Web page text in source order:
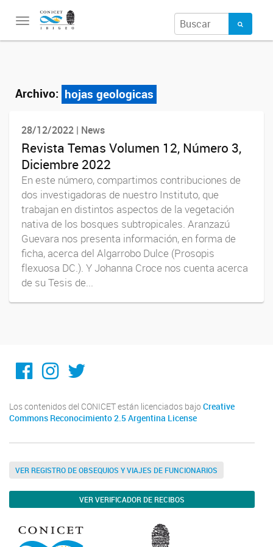
Toggle
Archivo: hojas geologicas
28/12/2022 | News
Revista Temas Volumen 12, Número 3,
Diciembre 2022
En este número, compartimos contribuciones de
dos investigadoras de nuestro Instituto, que
trabajan en distintos aspectos de la vegetación
nativa de los bosques subtropicales. Aranzazú
Guevara nos presenta información, en forma de
ficha, acerca del Algarrobo Dulce (Prosopis
flexuosa DC.). Y Johanna Croce nos cuenta acerca
de su Tesis de...
Facebook
Instagram
Twitter
Los contenidos del CONICET están licenciados bajo Creative
Commons Reconocimiento 2.5 Argentina License
VER REGISTRO DE OBSEQUIOS Y VIAJES DE FUNCIONARIOS
VER VERIFICADOR DE RECIBOS